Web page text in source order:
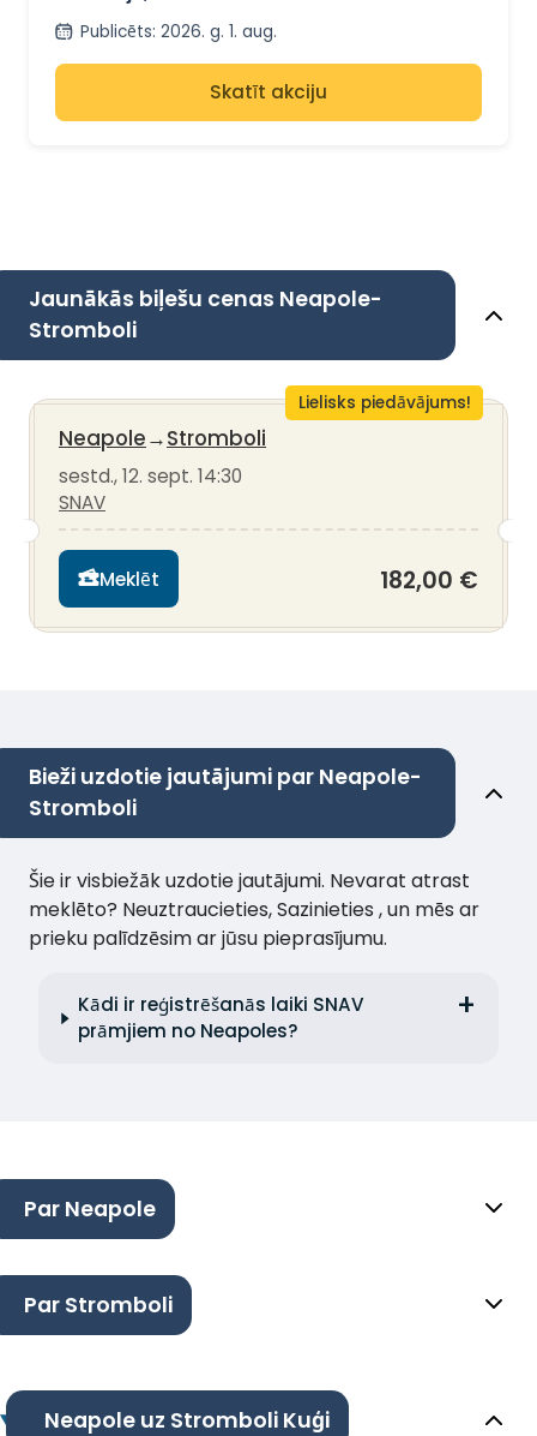
SNAVPublicēts: 2026. g. 1. aug.
Skatīt akciju
Jaunākās biļešu cenas Neapole-
Stromboli
Lielisks piedāvājums!
Neapole→Stromboli
sestd., 12. sept. 14:30
SNAV
Meklēt 182,00 €
Bieži uzdotie jautājumi par Neapole-
Stromboli
Šie ir visbiežāk uzdotie jautājumi. Nevarat atrast
meklēto? Neuztraucieties, Sazinieties , un mēs ar
prieku palīdzēsim ar jūsu pieprasījumu.
Kādi ir reģistrēšanās laiki SNAV
prāmjiem no Neapoles?
Par Neapole
Par Stromboli
Neapole uz Stromboli Kuģi